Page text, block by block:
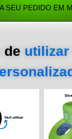
SEU PEDIDO EM
de utilizar